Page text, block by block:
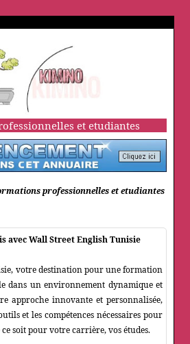
et etudiantes
professionnelles et etudiantes
avec Wall Street English Tunisie
votre destination pour une formation
dans un environnement dynamique et
approche innovante et personnalisée,
et les compétences nécessaires pour
soit pour votre carrière, vos études.